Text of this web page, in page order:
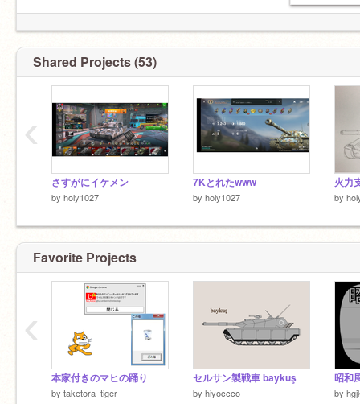
Shared Projects (53)
さすがにイケメン
by holy1027
7Kとれたwww
by holy1027
火力
by
‹
Favorite Projects
本家付きのマヒの踊り
by taketora_tiger
セルサン製戦車 baykuş
by hiyoccco
昭和
by
‹